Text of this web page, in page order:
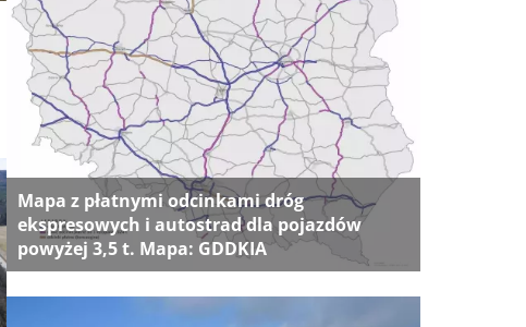
Mapa z płatnymi odcinkami dróg
ekspresowych i autostrad dla pojazdów
powyżej 3,5 t. Mapa: GDDKIA